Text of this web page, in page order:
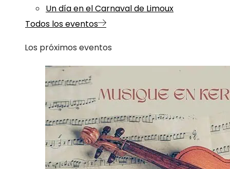
Un día en el Carnaval de Limoux
Todos los eventos
Los próximos eventos